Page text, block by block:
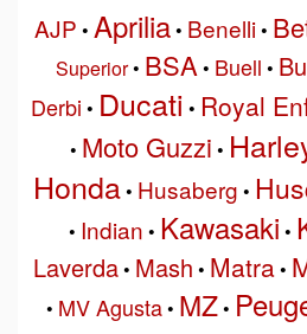
AJP • Aprilia• Benelli•
Superior• BSA• Buell •
Derbi • Ducati • Royal
• Moto Guzzi •
Honda• Husaberg •
• Indian • Kawasaki •
Laverda• Mash • Matra•
• MV Agusta• MZ•